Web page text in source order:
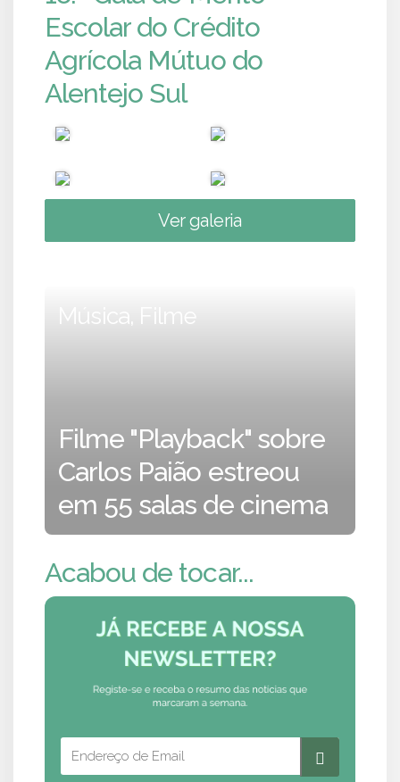
Escolar do Crédito
Agrícola Mútuo do
Alentejo Sul
Ver galeria
Música, Filme
Filme "Playback" sobre
Carlos Paião estreou
em 55 salas de cinema
Acabou de tocar...